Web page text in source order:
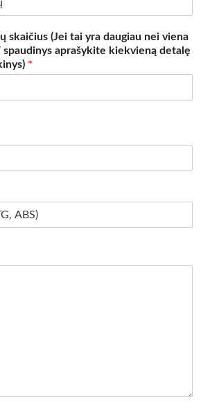
skaičius (Jei tai yra daugiau nei viena
aprašykite kiekvieną detalę
*